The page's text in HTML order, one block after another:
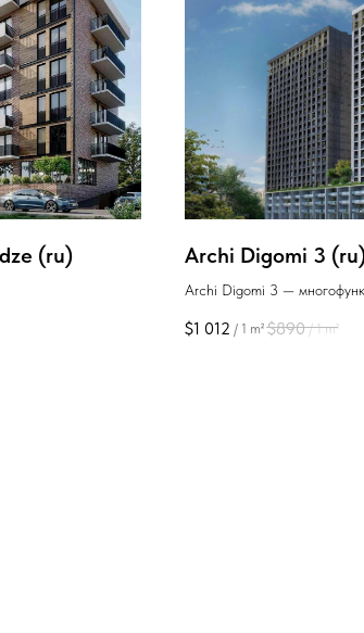
(ru) Archi Digomi 3
Archi Digomi 3 —
отличающийся эстетической
$1 012 / 1 m² $890 / 1 m²